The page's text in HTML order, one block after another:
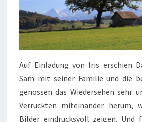
Auf Einladung von Iris erschien
Sam mit seiner Familie und die
genossen das Wiedersehen sehr
Verrückten miteinander herum,
Bilder eindrucksvoll zeigen. Und